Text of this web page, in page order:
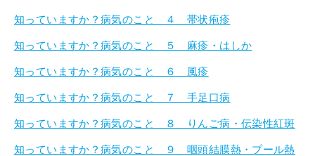
知っていますか？病気のこと ４ 帯状疱疹
知っていますか？病気のこと ５ 麻疹・はしか
知っていますか？病気のこと ６ 風疹
知っていますか？病気のこと ７ 手足口病
知っていますか？病気のこと ８ りんご病・伝染性紅斑
知っていますか？病気のこと ９ 咽頭結膜熱・プール熱